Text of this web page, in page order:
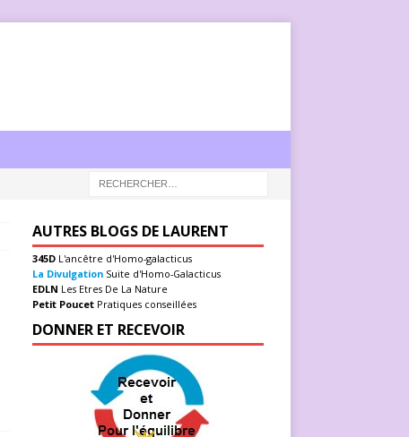
AUTRES BLOGS DE LAURENT
345D L'ancêtre d'Homo-galacticus
La Divulgation Suite d'Homo-Galacticus
EDLN Les Etres De La Nature
Petit Poucet Pratiques conseillées
DONNER ET RECEVOIR